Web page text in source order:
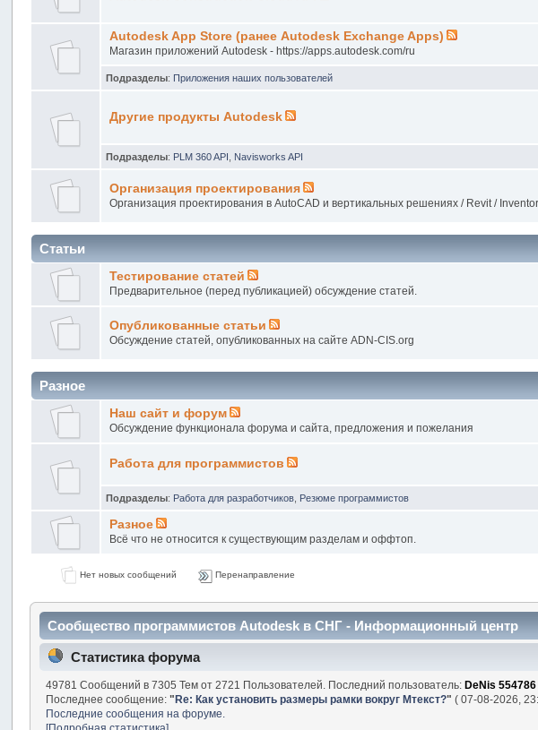
Autodesk App Store (ранее Autodesk Exchange Apps)
Магазин приложений Autodesk - https://apps.autodesk.com/ru
Подразделы: Приложения наших пользователей
Другие продукты Autodesk
Подразделы: PLM 360 API Navisworks API
Организация проектирования
Организация проектирования в AutoCAD и вертикальных решениях / Revit / Inventor
Статьи
Тестирование статей
Предварительное (перед публикацией) обсуждение статей.
Опубликованные статьи
Обсуждение статей, опубликованных на сайте ADN-CIS.org
Разное
Наш сайт и форум
Обсуждение функционала форума и сайта, предложения и пожелания
Работа для программистов
Подразделы: Работа для разработчиков Резюме программистов
Разное
Всё что не относится к существующим разделам и оффтоп.
Нет новых сообщений Перенаправление
Сообщество программистов Autodesk в СНГ - Информационный центр
Статистика форума
49781 Сообщений в 7305 Тем от 2721 Пользователей. Последний пользователь: DeNis 554786
Последнее сообщение: "Re: Как установить размеры рамки вокруг Мтекст?" ( 07-08-2026,
Последние сообщения на форуме.